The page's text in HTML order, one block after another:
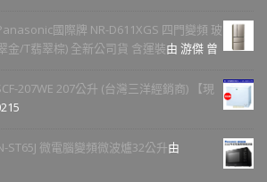
國際牌 NR-D611XGS 四門變頻 玻
金/T翡翠棕) 全新公司貨 含運裝由 游傑 曾
207WE 207公升 (台灣三洋經銷商) 【現
ST65J 微電腦變頻微波爐32公升由